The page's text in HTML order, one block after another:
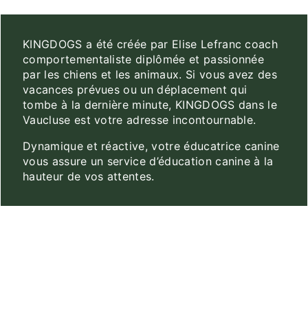
KINGDOGS a été créée par Elise Lefranc coach
comportementaliste diplômée et passionnée
par les chiens et les animaux. Si vous avez des
vacances prévues ou un déplacement qui
tombe à la dernière minute, KINGDOGS dans le
Vaucluse est votre adresse incontournable.
Dynamique et réactive, votre éducatrice canine
vous assure un service d’éducation canine à la
hauteur de vos attentes.